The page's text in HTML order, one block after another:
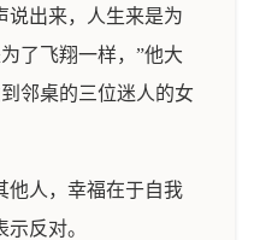
说出来，人生来是为
了飞翔一样，”他大
邻桌的三位迷人的女
他人，幸福在于自我
反对。